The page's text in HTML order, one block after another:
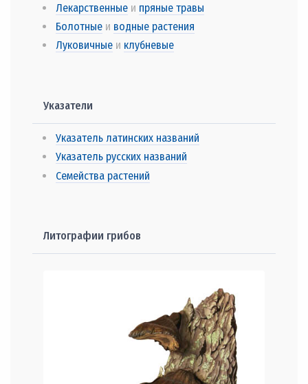
Лекарственныеи пряные травы
Болотныеи водные растения
Луковичныеи клубневые
Указатели
Указатель латинских названий
Указатель русских названий
Семейства растений
Литографии грибов